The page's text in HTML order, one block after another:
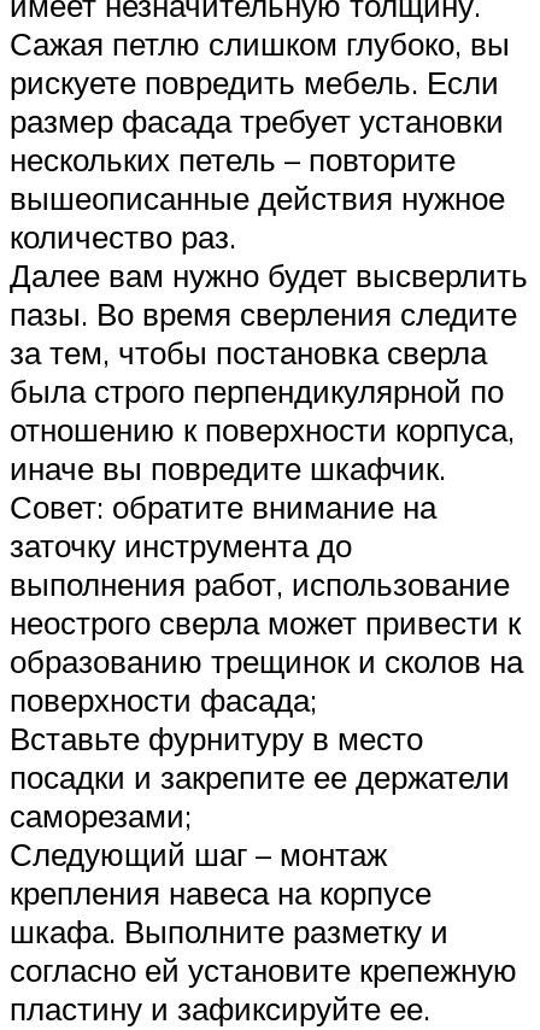
Сажая петлю слишком глубоко, вы
рискуете повредить мебель. Если
размер фасада требует установки
нескольких петель – повторите
вышеописанные действия нужное
количество раз.
Далее вам нужно будет высверлить
пазы. Во время сверления следите
за тем, чтобы постановка сверла
была строго перпендикулярной по
отношению к поверхности корпуса,
иначе вы повредите шкафчик.
Совет: обратите внимание на
заточку инструмента до
выполнения работ, использование
неострого сверла может привести к
образованию трещинок и сколов на
поверхности фасада;
Вставьте фурнитуру в место
посадки и закрепите ее держатели
саморезами;
Следующий шаг – монтаж
крепления навеса на корпусе
шкафа. Выполните разметку и
согласно ей установите крепежную
пластину и зафиксируйте ее.